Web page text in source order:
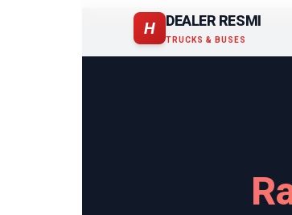
H DEALER RESMI
TRUCKS & BUSES